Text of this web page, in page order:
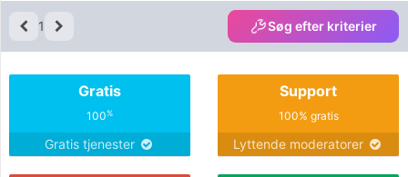
1 Søg efter kriterier
Gratis
100%
Gratis tjenester
Support
100% gratis
Lyttende moderatorer